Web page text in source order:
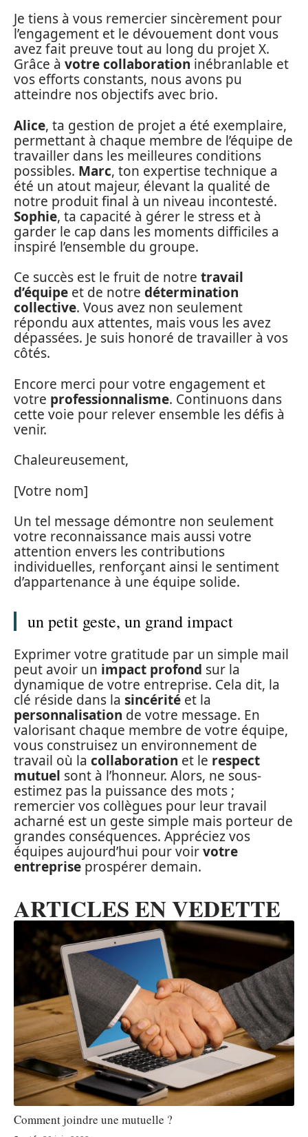
Je tiens à vous remercier sincèrement pour
l’engagement et le dévouement dont vous
avez fait preuve tout au long du projet X.
Grâce à votre collaboration inébranlable et
vos efforts constants, nous avons pu
atteindre nos objectifs avec brio.
Alice, ta gestion de projet a été exemplaire,
permettant à chaque membre de l’équipe de
travailler dans les meilleures conditions
possibles. Marc, ton expertise technique a
été un atout majeur, élevant la qualité de
notre produit final à un niveau incontesté.
Sophie, ta capacité à gérer le stress et à
garder le cap dans les moments difficiles a
inspiré l’ensemble du groupe.
Ce succès est le fruit de notre travail
d’équipe et de notre détermination
collective. Vous avez non seulement
répondu aux attentes, mais vous les avez
dépassées. Je suis honoré de travailler à vos
côtés.
Encore merci pour votre engagement et
votre professionnalisme. Continuons dans
cette voie pour relever ensemble les défis à
venir.
Chaleureusement,
[Votre nom]
Un tel message démontre non seulement
votre reconnaissance mais aussi votre
attention envers les contributions
individuelles, renforçant ainsi le sentiment
d’appartenance à une équipe solide.
un petit geste, un grand impact
Exprimer votre gratitude par un simple mail
peut avoir un impact profond sur la
dynamique de votre entreprise. Cela dit, la
clé réside dans la sincérité et la
personnalisation de votre message. En
valorisant chaque membre de votre équipe,
vous construisez un environnement de
travail où la collaboration et le respect
mutuel sont à l’honneur. Alors, ne sous-
estimez pas la puissance des mots ;
remercier vos collègues pour leur travail
acharné est un geste simple mais porteur de
grandes conséquences. Appréciez vos
équipes aujourd’hui pour voirvotre
entreprise prospérer demain.
ARTICLES EN VEDETTE
Comment joindre une mutuelle ?